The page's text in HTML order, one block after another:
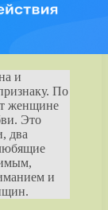
и
По
женщине
Это
два
и